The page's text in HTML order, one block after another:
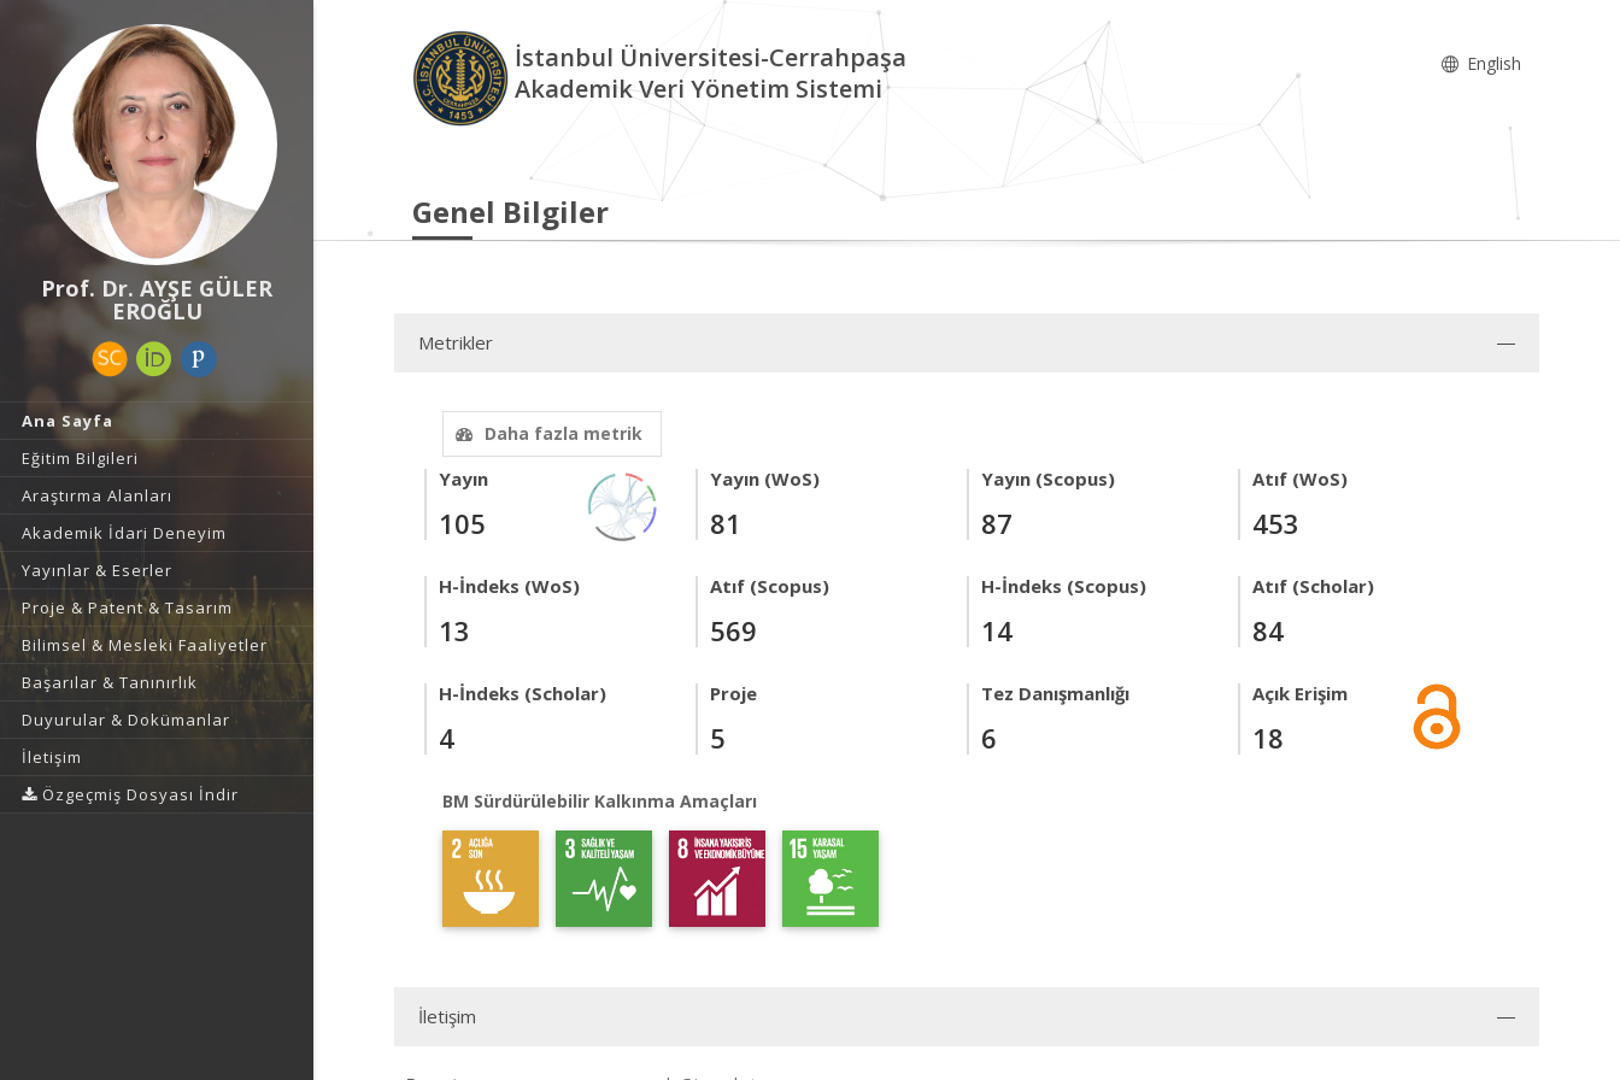
Prof. Dr. AYŞE GÜLER
EROĞLU
Ana Sayfa
Eğitim Bilgileri
Araştırma Alanları
Akademik İdari Deneyim
Yayınlar & Eserler
Proje & Patent & Tasarım
Bilimsel & Mesleki Faaliyetler
Başarılar & Tanınırlık
Duyurular & Dokümanlar
İletişim
Özgeçmiş Dosyası İndir
İstanbul Üniversitesi-Cerrahpaşa
Akademik Veri Yönetim Sistemi
English
Genel Bilgiler
Metrikler
Daha fazla metrik
Yayın
105
Yayın (WoS)
81
Yayın (Scopus)
87
Atıf (WoS)
453
H-İndeks (WoS)
13
Atıf (Scopus)
569
H-İndeks (Scopus)
14
Atıf (Scholar)
84
H-İndeks (Scholar)
4
Proje
5
Tez Danışmanlığı
6
Açık Erişim
18
BM Sürdürülebilir Kalkınma Amaçları
İletişim